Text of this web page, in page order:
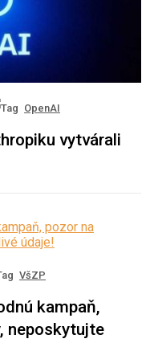
OpenAI
vytvárali
VšZP
kampaň,
neposkytujte